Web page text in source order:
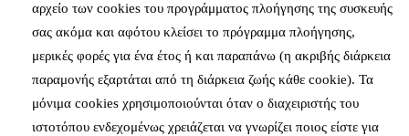
αρχείο των cookies του προγράμματος πλοήγησης της συσκευής
σας ακόμα και αφότου κλείσει το πρόγραμμα πλοήγησης,
μερικές φορές για ένα έτος ή και παραπάνω (η ακριβής διάρκεια
παραμονής εξαρτάται από τη διάρκεια ζωής κάθε cookie). Τα
μόνιμα cookies χρησιμοποιούνται όταν ο διαχειριστής του
ιστοτόπου ενδεχομένως χρειάζεται να γνωρίζει ποιος είστε για